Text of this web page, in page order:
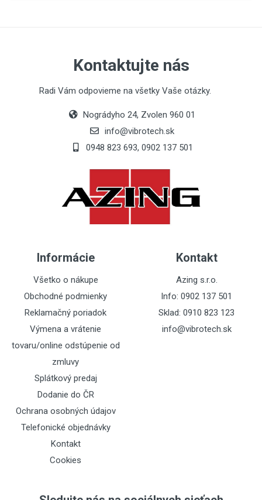
Post Your Review
Kontaktujte nás
Radi Vám odpovieme na všetky Vaše otázky.
Nográdyho 24, Zvolen 960 01
info@vibrotech.sk
0948 823 693, 0902 137 501
Informácie
Všetko o nákupe
Obchodné podmienky
Reklamačný poriadok
Výmena a vrátenie
tovaru/online odstúpenie od
zmluvy
Splátkový predaj
Dodanie do ČR
Ochrana osobných údajov
Telefonické objednávky
Kontakt
Cookies
Kontakt
Azing s.r.o.
Info: 0902 137 501
Sklad: 0910 823 123
info@vibrotech.sk